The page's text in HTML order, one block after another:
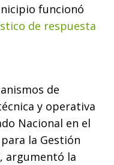
funcionó
de respuesta
de
y operativa
Nacional en el
la Gestión
argumentó la